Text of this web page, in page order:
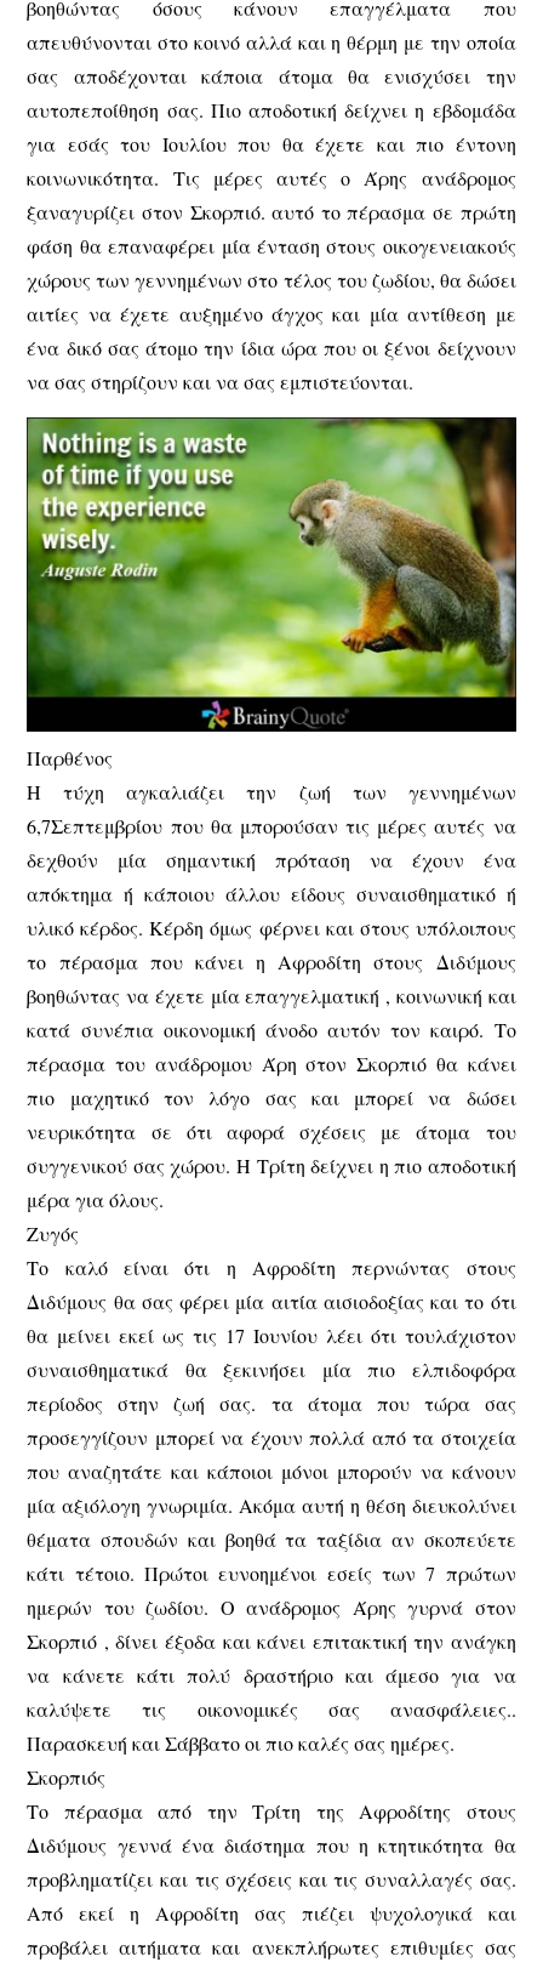
βοηθώντας όσους κάνουν επαγγέλματα που
απευθύνονται στο κοινό αλλά και η θέρμη με την οποία
σας αποδέχονται κάποια άτομα θα ενισχύσει την
αυτοπεποίθηση σας. Πιο αποδοτική δείχνει η εβδομάδα
για εσάς του Ιουλίου που θα έχετε και πιο έντονη
κοινωνικότητα. Τις μέρες αυτές ο Άρης ανάδρομος
ξαναγυρίζει στον Σκορπιό. αυτό το πέρασμα σε πρώτη
φάση θα επαναφέρει μία ένταση στους οικογενειακούς
χώρους των γεννημένων στο τέλος του ζωδίου, θα δώσει
αιτίες να έχετε αυξημένο άγχος και μία αντίθεση με
ένα δικό σας άτομο την ίδια ώρα που οι ξένοι δείχνουν
να σας στηρίζουν και να σας εμπιστεύονται.
Παρθένος
Η τύχη αγκαλιάζει την ζωή των γεννημένων
6,7Σεπτεμβρίου που θα μπορούσαν τις μέρες αυτές να
δεχθούν μία σημαντική πρόταση να έχουν ένα
απόκτημα ή κάποιου άλλου είδους συναισθηματικό ή
υλικό κέρδος. Κέρδη όμως φέρνει και στους υπόλοιπους
το πέρασμα που κάνει η Αφροδίτη στους Διδύμους
βοηθώντας να έχετε μία επαγγελματική , κοινωνική και
κατά συνέπια οικονομική άνοδο αυτόν τον καιρό. Το
πέρασμα του ανάδρομου Άρη στον Σκορπιό θα κάνει
πιο μαχητικό τον λόγο σας και μπορεί να δώσει
νευρικότητα σε ότι αφορά σχέσεις με άτομα του
συγγενικού σας χώρου. Η Τρίτη δείχνει η πιο αποδοτική
μέρα για όλους.
Ζυγός
Το καλό είναι ότι η Αφροδίτη περνώντας στους
Διδύμους θα σας φέρει μία αιτία αισιοδοξίας και το ότι
θα μείνει εκεί ως τις 17 Ιουνίου λέει ότι τουλάχιστον
συναισθηματικά θα ξεκινήσει μία πιο ελπιδοφόρα
περίοδος στην ζωή σας. τα άτομα που τώρα σας
προσεγγίζουν μπορεί να έχουν πολλά από τα στοιχεία
που αναζητάτε και κάποιοι μόνοι μπορούν να κάνουν
μία αξιόλογη γνωριμία. Ακόμα αυτή η θέση διευκολύνει
θέματα σπουδών και βοηθά τα ταξίδια αν σκοπεύετε
κάτι τέτοιο. Πρώτοι ευνοημένοι εσείς των 7 πρώτων
ημερών του ζωδίου. Ο ανάδρομος Άρης γυρνά στον
Σκορπιό , δίνει έξοδα και κάνει επιτακτική την ανάγκη
να κάνετε κάτι πολύ δραστήριο και άμεσο για να
καλύψετε τις οικονομικές σας ανασφάλειες..
Παρασκευή και Σάββατο οι πιο καλές σας ημέρες.
Σκορπιός
Το πέρασμα από την Τρίτη της Αφροδίτης στους
Διδύμους γεννά ένα διάστημα που η κτητικότητα θα
προβληματίζει και τις σχέσεις και τις συναλλαγές σας.
Από εκεί η Αφροδίτη σας πιέζει ψυχολογικά και
προβάλει αιτήματα και ανεκπλήρωτες επιθυμίες σας